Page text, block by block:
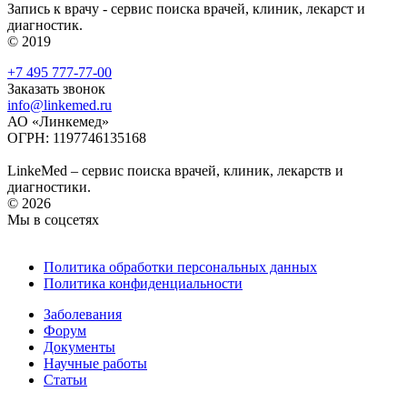
Запись к врачу - сервис поиска врачей, клиник, лекарст и
диагностик.
© 2019
+7 495 777-77-00
Заказать звонок
info@linkemed.ru
АО «Линкемед»
ОГРН: 1197746135168
LinkeMed – сервис поиска врачей, клиник, лекарств и
диагностики.
© 2026
Мы в соцсетях
Политика обработки персональных данных
Политика конфиденциальности
Заболевания
Форум
Документы
Научные работы
Статьи